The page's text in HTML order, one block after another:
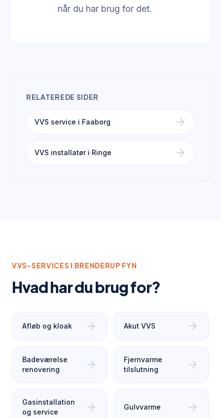
når du har brug for det.
RELATEREDE SIDER
VVS service i Faaborg arrow_forward
VVS installatør i Ringe arrow_forward
VVS-SERVICES I BRENDERUP FYN
Hvad har du brug for?
Afløb og kloak arrow_forward Akut VVS arrow_forward
Badeværelse
renovering
arrow_forward
Fjernvarme
tilslutning
arrow_forward
Gasinstallation
og service
arrow_forward Gulvvarme arrow_forward